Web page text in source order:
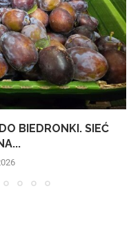
BIEDRONKI. SIEĆ